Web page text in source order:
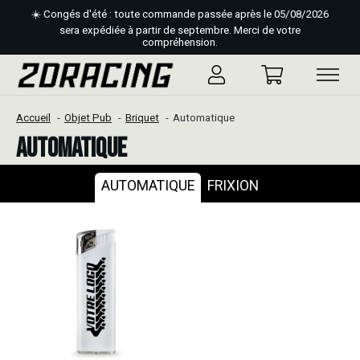
☀️ Congés d'été : toute commande passée après le 05/08/2026
sera expédiée à partir de septembre. Merci de votre
compréhension.
Accueil Objet Pub Briquet Automatique
Automatique
AUTOMATIQUE FRIXION